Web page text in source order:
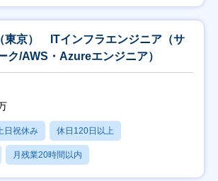
京） ITインフラエンジニア（サ
ク/AWS・Azureエンジニア）
日祝休み 休日120日以上
月残業20時間以内